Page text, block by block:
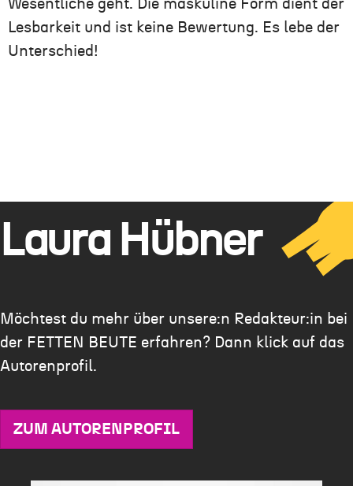
Wesentliche geht. Die maskuline Form dient der
Lesbarkeit und ist keine Bewertung. Es lebe der
Unterschied!
Laura Hübner
Möchtest du mehr über unsere:n Redakteur:in bei
der FETTEN BEUTE erfahren? Dann klick auf das
Autorenprofil.
ZUM AUTORENPROFIL